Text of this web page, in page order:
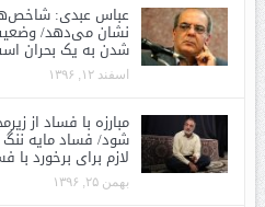
عباس عبدی:
نشان می‌دهد/
شدن به یک بحران
اسفند ۱۲, ۱۳۹۶
مبارزه با فساد از
شود/ فساد مایه
لازم برای برخورد با
بهمن ۲۵, ۱۳۹۶